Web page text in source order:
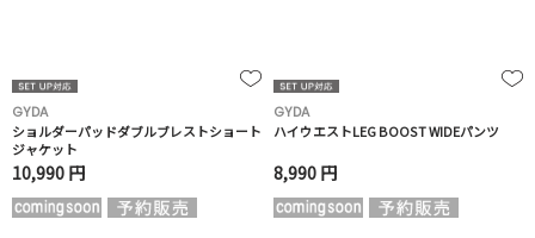
GYDA
ショルダーパッドダブルブレストショート
ジャケット
10,990 円
GYDA
ハイウエストLEG BOOST WIDEパンツ
8,990 円